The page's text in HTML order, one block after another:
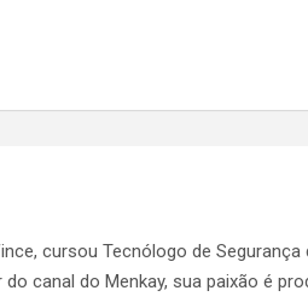
cursou Tecnólogo de
canal do Menkay, sua paixão é